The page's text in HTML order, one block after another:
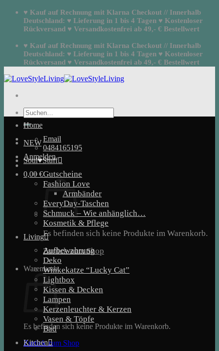
Zum
springen
♥ Kauf auf Rechnung mit Klarna Checkout // Innerhalb
Deutschland: ♥ Lieferung in 1 bis 4 Tagen ♥ Kostenloser
Rückversand ♥ Versandkostenfrei ab 49,- € Bestellwert
♥ Kauf auf Rechnung mit Klarna Checkout // Innerhalb
Deutschland: ♥ Lieferung in 1 bis 4 Tagen ♥ Kostenloser
Rückversand ♥ Versandkostenfrei ab 49,- € Bestellwert
Suchen
nach:
Email
0484165195
Anmelden
0,00€
Es befinden sich keine Produkte im Warenkorb.
Zurück zum Shop
Warenkorb
Es befinden sich keine Produkte im Warenkorb.
Zurück zum Shop
Home
NEW
Soul♥Stuff
Gutscheine
Fashion Love
Armbänder
EveryDay-Taschen
Schmuck – Wie anhänglich…
Kosmetik & Pflege
Living
Aufbewahrung
Deko
Winkekatze “Lucky Cat”
Lightbox
Kissen & Decken
Lampen
Kerzenleuchter & Kerzen
Vasen & Töpfe
Bad
Kitchen